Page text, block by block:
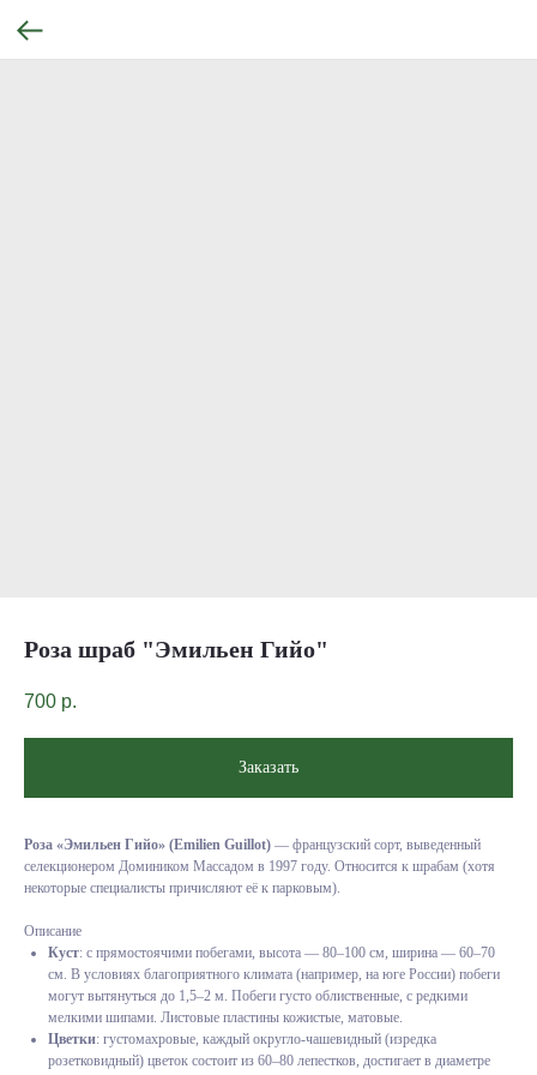
Роза шраб "Эмильен Гийо"
700 р.
Заказать
Роза «Эмильен Гийо» (Emilien Guillot) — французский сорт, выведенный
селекционером Домиником Массадом в 1997 году. Относится к шрабам (хотя
некоторые специалисты причисляют её к парковым).
Описание
Куст: с прямостоячими побегами, высота — 80–100 см, ширина — 60–70
см. В условиях благоприятного климата (например, на юге России) побеги
могут вытянуться до 1,5–2 м. Побеги густо облиственные, с редкими
мелкими шипами. Листовые пластины кожистые, матовые.
Цветки: густомахровые, каждый округло-чашевидный (изредка
розетковидный) цветок состоит из 60–80 лепестков, достигает в диаметре